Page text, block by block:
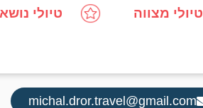
טיולי מצווה טיולי
michal.dror.travel@gmail.com